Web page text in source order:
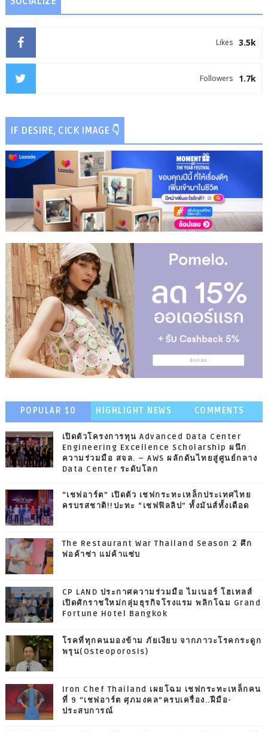
3.5k
Likes
1.7k
Followers
IF DESIRE, CICK IMAGE 👇
POPULAR 10 HIGHLIGHT NEWS COMMENTS
เปิดตัวโครงการทุน Advanced Data Center
Engineering Excellence Scholarship ผนึก
ความร่วมมือ สจล. – AWS ผลักดันไทยสู่ศูนย์กลาง
Data Center ระดับโลก
“เชฟอาร์ต” เปิดตัว เชฟกระทะเหล็กประเทศไทย
ครบรสชาติ!!ปะทะ “เชฟฟิลลิป” ทั้งมันส์ทั้งเดือด
The Restaurant War Thailand Season 2 ศึก
พ่อค้าซ่า แม่ค้าแซ่บ
CP LAND ประกาศความร่วมมือ ไมเนอร์ โฮเทลส์
เปิดศักราชใหม่กลุ่มธุรกิจโรงแรม พลิกโฉม Grand
Fortune Hotel Bangkok
โรคที่ทุกคนมองข้าม ภัยเงียบ จากภาวะโรคกระดูก
พรุน(Osteoporosis)
Iron Chef Thailand เผยโฉม เชฟกระทะเหล็กคน
ที่ 9 “เชฟอาร์ต ศุภมงคล”ครบเครื่อง..ฝีมือ-
ประสบการณ์